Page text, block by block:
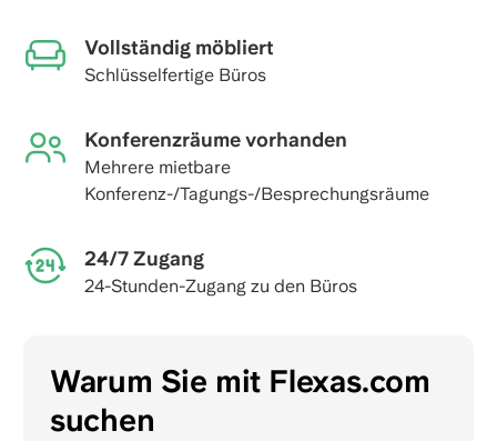
Vollständig möbliert
Schlüsselfertige Büros
Konferenzräume vorhanden
Mehrere mietbare
Konferenz-/Tagungs-/Besprechungsräume
24/7 Zugang
24-Stunden-Zugang zu den Büros
Warum Sie mit Flexas.com
suchen